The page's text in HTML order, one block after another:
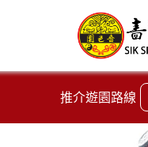
推介遊園路線